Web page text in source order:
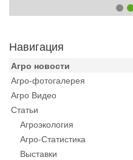
Навигация
Агро новости
Агро-фотогалерея
Агро Видео
Статьи
Агроэкология
Агро-Статистика
Выставки